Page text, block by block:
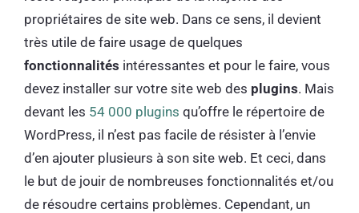
propriétaires de site web. Dans ce sens, il devient
très utile de faire usage de quelques
fonctionnalités intéressantes et pour le faire, vous
devez installer sur votre site web des plugins. Mais
devant les 54 000 plugins qu’offre le répertoire de
WordPress, il n’est pas facile de résister à l’envie
d’en ajouter plusieurs à son site web. Et ceci, dans
le but de jouir de nombreuses fonctionnalités et/ou
de résoudre certains problèmes. Cependant, un